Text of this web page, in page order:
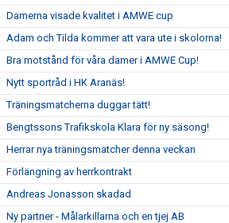
Damerna visade kvalitet i AMWE cup
Adam och Tilda kommer att vara ute i skolorna!
Bra motstånd för våra damer i AMWE Cup!
Nytt sportråd i HK Aranäs!
Träningsmatcherna duggar tätt!
Bengtssons Trafikskola Klara för ny säsong!
Herrar nya träningsmatcher denna veckan
Förlängning av herrkontrakt
Andreas Jonasson skadad
Ny partner - Målarkillarna och en tjej AB